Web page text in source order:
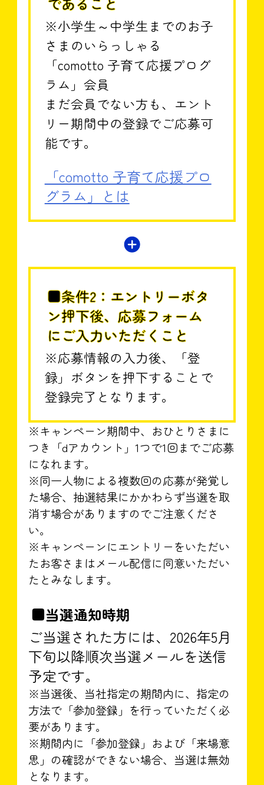
※小学生～中学生までのお子
さまのいらっしゃる
「comotto 子育て応援プログ
ラム」会員
まだ会員でない方も、エント
リー期間中の登録でご応募可
能です。
「comotto 子育て応援プロ
グラム」とは
■条件2：エントリーボタ
ン押下後、応募フォーム
にご入力いただくこと
※応募情報の入力後、「登
録」ボタンを押下することで
登録完了となります。
※キャンペーン期間中、おひとりさまに
つき「dアカウント」1つで1回までご応募
になれます。
※同一人物による複数回の応募が発覚し
た場合、抽選結果にかかわらず当選を取
消す場合がありますのでご注意くださ
い。
※キャンペーンにエントリーをいただい
たお客さまはメール配信に同意いただい
たとみなします。
■当選通知時期
ご当選された方には、2026年5月
下旬以降順次当選メールを送信
予定です。
※当選後、当社指定の期間内に、指定の
方法で「参加登録」を行っていただく必
要があります。
※期間内に「参加登録」および「来場意
思」の確認ができない場合、当選は無効
となります。